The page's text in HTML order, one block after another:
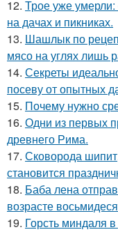
12. Трое уже умерли:
на дачах и пикниках.
13. Шашлык по
мясо на углях лишь
14. Секреты
посеву от опытных
15. Почему нужно
16. Одни из первых
древнего Рима.
17. Сковорода
становится
18. Баба лена
возрасте
19. Горсть миндаля